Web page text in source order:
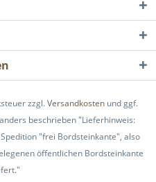
zzgl.Versandkosten und ggf.
beschrieben "Lieferhinweis:
"frei Bordsteinkante", also
öffentlichen Bordsteinkante